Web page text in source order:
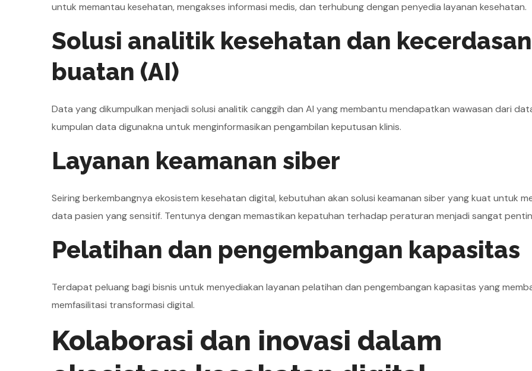
untuk memantau kesehatan, mengakses informasi medis, dan terhubung dengan penyedia layanan kesehatan.
Solusi analitik kesehatan dan kecerdasan
buatan (AI)
Data yang dikumpulkan menjadi solusi analitik canggih dan AI yang membantu mendapatkan wawasan dari
kumpulan data digunakna untuk menginformasikan pengambilan keputusan klinis.
Layanan keamanan siber
Seiring berkembangnya ekosistem kesehatan digital, kebutuhan akan solusi keamanan siber yang kuat untuk
data pasien yang sensitif. Tentunya dengan memastikan kepatuhan terhadap peraturan menjadi sangat
Pelatihan dan pengembangan kapasitas
Terdapat peluang bagi bisnis untuk menyediakan layanan pelatihan dan pengembangan kapasitas yang
memfasilitasi transformasi digital.
Kolaborasi dan inovasi dalam